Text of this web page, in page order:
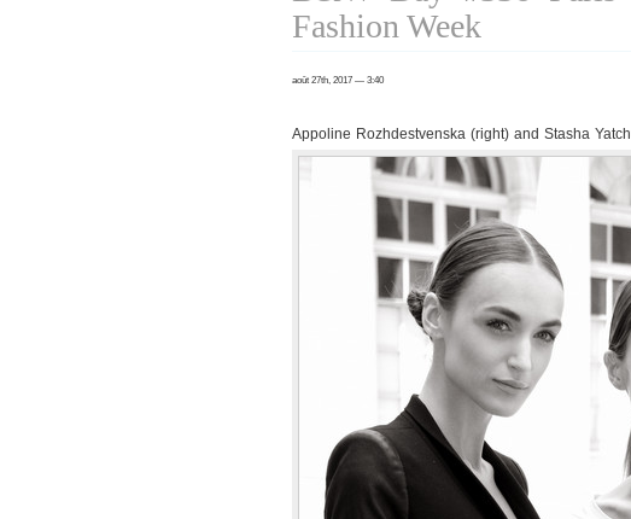
Fashion Week
août 27th, 2017 — 3:40
Appoline Rozhdestvenska (right) and Stasha